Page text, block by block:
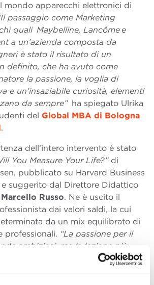
mondo apparecchi elettronici di
passaggio come Marketing
quali Maybelline, Lancôme e
a un’azienda composta da
è stato il risultato di un
definito, che ha avuto come
la passione, la voglia di
e un’insaziabile curiosità, elementi
da sempre”ha spiegato Ulrika
del Global MBA di Bologna
.
dell’intero intervento è stato
You Measure Your Life?”di
pubblicato su Harvard Business
e suggerito dal Direttore Didattico
Marcello Russo. Ne è uscito il
dai valori saldi, la cui
da un mix equilibrato di
professionali. “La passione per il
ambiziosi, ma la lezione più
stata dare il giusto peso alla sfera